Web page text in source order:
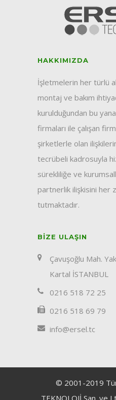
HAKKIMIZDA
İşletmelerin her türlü
montaj ve bakım
kurulduğundan bu
firmaları ile çalışan
şirketlerle olan
tecrübeli kadrosuyla
sürekliliğe ve
partnerlik ilişkisini her
tutmaktadır.
BIZE ULAŞIN
Çavuşoğlu Mah.
Kartal İSTANBUL
0216 518 72 25
0216 518 69 79
info@ersel.tc
© 2001-2019
TEKNOLOJİ San. ve